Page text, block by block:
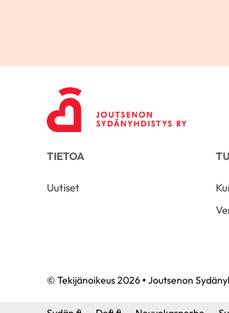
TIETOA
Uutiset
© Tekijänoikeus 2026 • Joutsenon